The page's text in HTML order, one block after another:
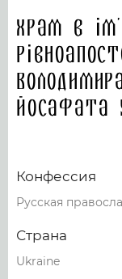
Храм в
Йосафата
Конфессия
Русская
Страна
Ukraine